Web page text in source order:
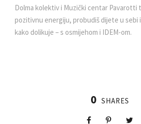
Dolma kolektiv i Muzički centar Pavarotti
pozitivnu energiju, probudiš dijete u sebi
kako dolikuje – s osmijehom i IDEM-om.
0 SHARES